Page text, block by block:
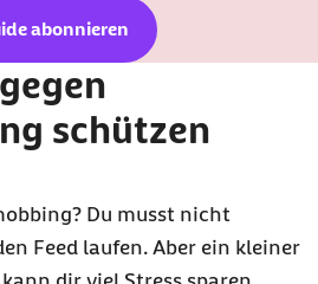
abonnieren
schützen
Du musst nicht
Feed laufen. Aber ein kleiner